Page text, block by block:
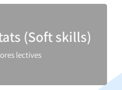
(Soft skills)
lectives
un agent de canvi efectiu.
de comunicació, lideratge,
les emocions i d’altres